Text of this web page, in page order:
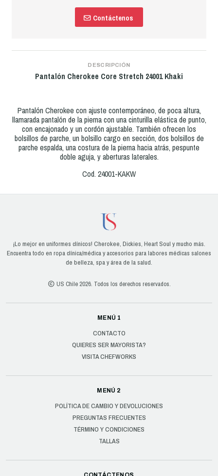
Contáctenos
DESCRIPCIÓN
Pantalón Cherokee Core Stretch 24001 Khaki
Pantalón Cherokee con ajuste contemporáneo, de poca altura,
llamarada pantalón de la pierna con una cinturilla elástica de punto,
con encajonado y un cordón ajustable. También ofrecen los
bolsillos de parche, un bolsillo cargo en sección, dos bolsillos de
parche espalda, una costura de la pierna hacia atrás, pespunte
doble aguja, y aberturas laterales.
Cod. 24001-KAKW
¡Lo mejor en uniformes clínicos! Cherokee, Dickies, Heart Soul y mucho más.
Encuentra todo en ropa clínica/médica y accesorios para labores médicas salones
de belleza, spa y área de la salud.
US Chile 2026. Todos los derechos reservados.
MENÚ 1
CONTACTO
QUIERES SER MAYORISTA?
VISITA CHEFWORKS
MENÚ 2
POLÍTICA DE CAMBIO Y DEVOLUCIONES
PREGUNTAS FRECUENTES
TÉRMINO Y CONDICIONES
TALLAS